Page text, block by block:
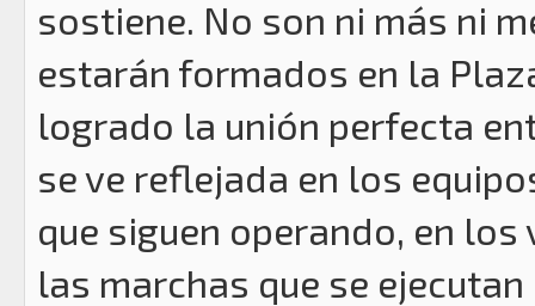
sostiene. No son ni más ni
estarán formados en la
logrado la unión perfecta
se ve reflejada en los
que siguen operando, en
las marchas que se